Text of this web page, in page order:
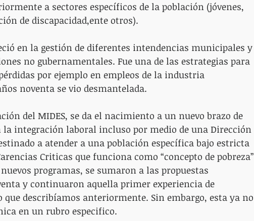
a sectores específicos de la población (jóvenes,
de discapacidad,ente otros).
en la gestión de diferentes intendencias municipales y
no gubernamentales. Fue una de las estrategias para
por ejemplo en empleos de la industria
noventa se vio desmantelada.
del MIDES, se da el nacimiento a un nuevo brazo de
integración laboral incluso por medio de una Dirección
a atender a una población específica bajo estricta
Criticas que funciona como “concepto de pobreza”
nuevos programas, se sumaron a las propuestas
y continuaron aquella primer experiencia de
que describíamos anteriormente. Sin embargo, esta ya no
en un rubro especifico.